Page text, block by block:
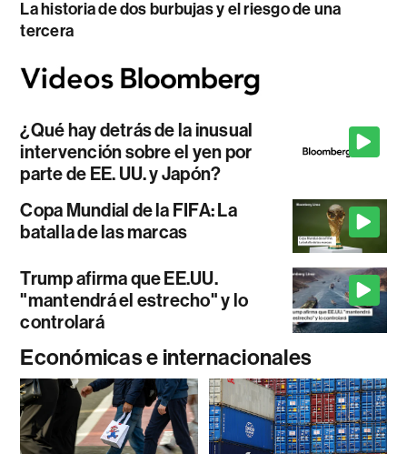
La historia de dos burbujas y el riesgo de una
tercera
¿Qué hay detrás de la inusual
intervención sobre el yen por
parte de EE. UU. y Japón?
Copa Mundial de la FIFA: La
batalla de las marcas
Trump afirma que EE.UU.
"mantendrá el estrecho" y lo
controlará
Económicas e internacionales